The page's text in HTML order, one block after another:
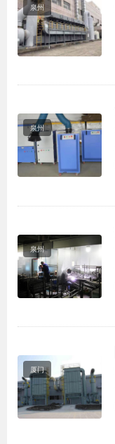
泉州
泉州
泉州
厦门